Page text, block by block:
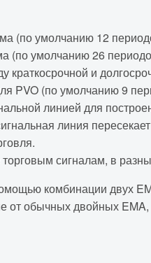
(по умолчанию 12
(по умолчанию 26
и
PVO (по умолчанию 9
линией для
линия
сигналам, в
комбинации двух
от обычных двойных